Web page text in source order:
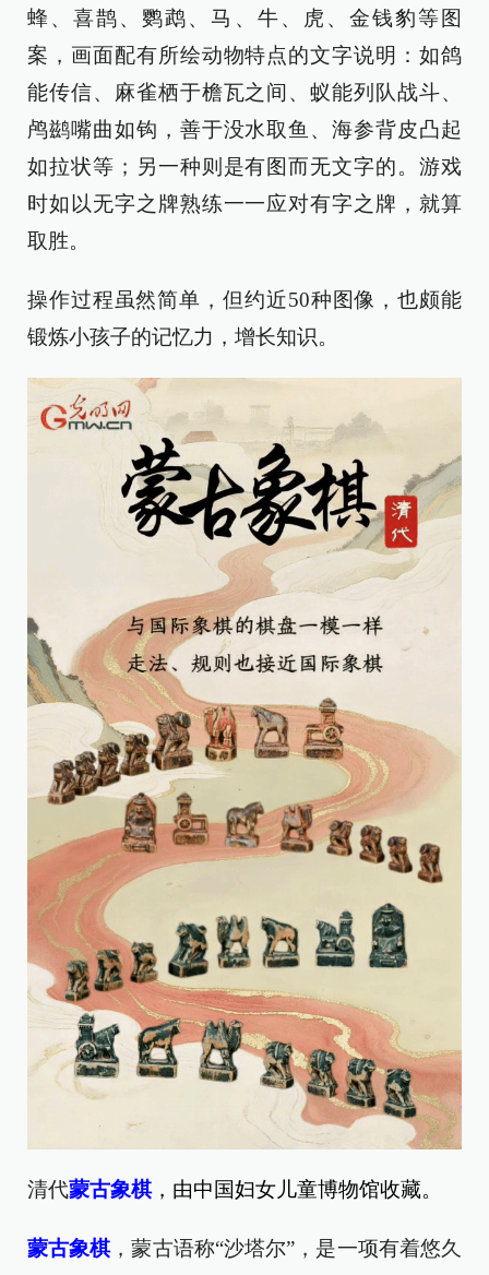
蜂、喜鹊、鹦鹉、马、牛、虎、金钱豹等图
案，画面配有所绘动物特点的文字说明：如鸽
能传信、麻雀栖于檐瓦之间、蚁能列队战斗、
鸬鹚嘴曲如钩，善于没水取鱼、海参背皮凸起
如拉状等；另一种则是有图而无文字的。游戏
时如以无字之牌熟练一一应对有字之牌，就算
取胜。
操作过程虽然简单，但约近50种图像，也颇能
锻炼小孩子的记忆力，增长知识。
清代蒙古象棋，由中国妇女儿童博物馆收藏。
蒙古象棋，蒙古语称“沙塔尔”，是一项有着悠久